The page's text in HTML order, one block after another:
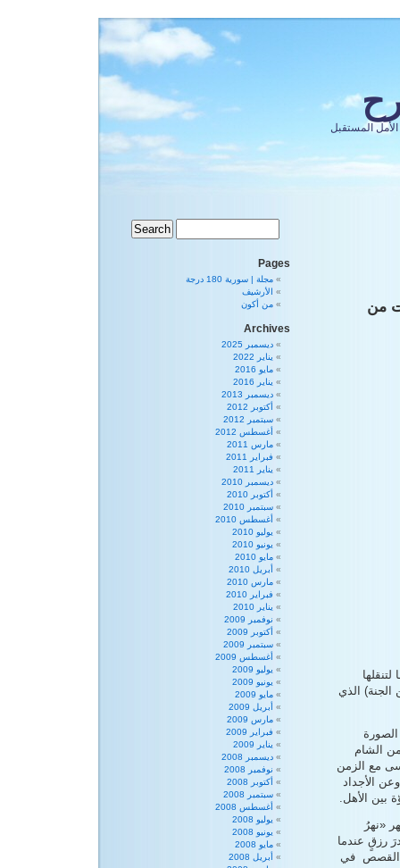
المستقبل
من
الذي
الشام
مع الزمن
الأجداد
بين الأهل.
«نهرُ
رزقٍ عندما
القصص في
Pages
مجلة | سورية 180 درجة
الأرشيف
من أكون
Archives
ديسمبر 2025
يناير 2022
مايو 2016
يناير 2016
ديسمبر 2013
أكتوبر 2012
سبتمبر 2012
أغسطس 2012
مارس 2011
فبراير 2011
يناير 2011
ديسمبر 2010
أكتوبر 2010
سبتمبر 2010
أغسطس 2010
يوليو 2010
يونيو 2010
مايو 2010
أبريل 2010
مارس 2010
فبراير 2010
يناير 2010
نوفمبر 2009
أكتوبر 2009
سبتمبر 2009
أغسطس 2009
يوليو 2009
يونيو 2009
مايو 2009
أبريل 2009
مارس 2009
فبراير 2009
يناير 2009
ديسمبر 2008
نوفمبر 2008
أكتوبر 2008
سبتمبر 2008
أغسطس 2008
يوليو 2008
يونيو 2008
مايو 2008
أبريل 2008